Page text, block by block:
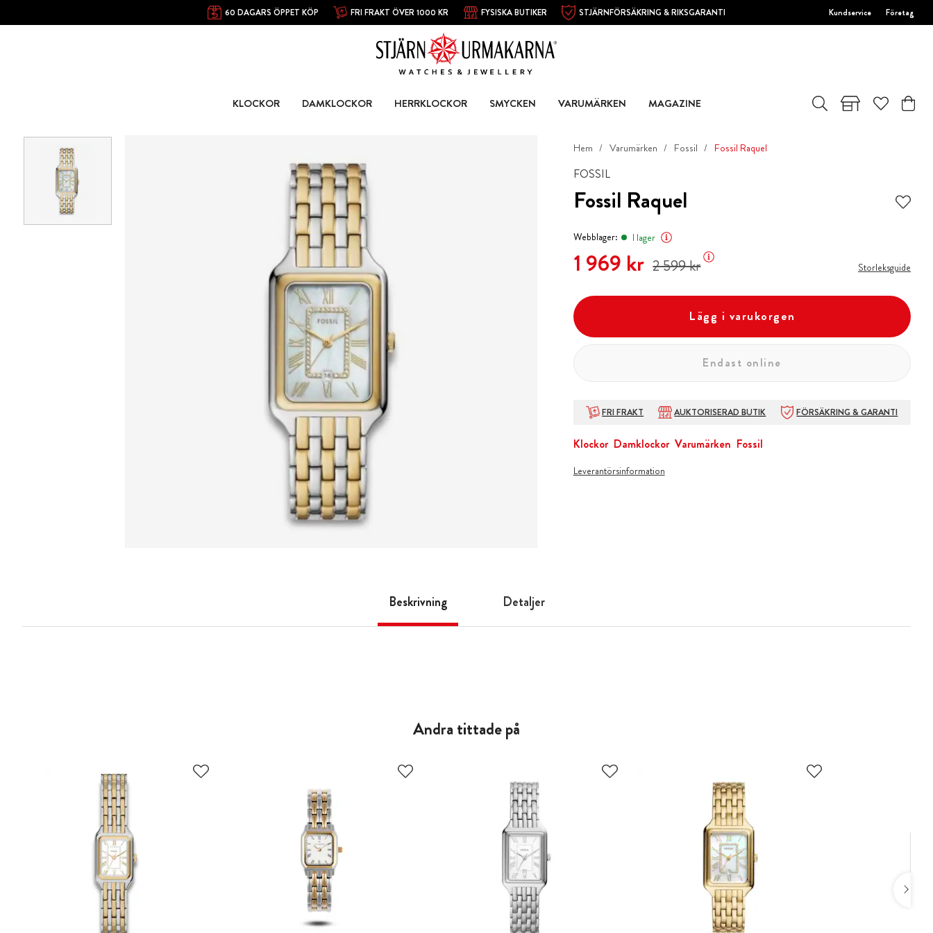
60 DAGARS ÖPPET KÖP FRI FRAKT ÖVER 1000 KR FYSISKA BUTIKER STJÄRNFÖRSÄKRING & RIKSGARANTI Kundservice Företag
KLOCKOR DAMKLOCKOR HERRKLOCKOR SMYCKEN VARUMÄRKEN MAGAZINE
Hem Varumärken Fossil Fossil Raquel
FOSSIL
Fossil Raquel
Webblager: I lager
Nuvarande pris Tidigare pris
1 969 kr 2 599 kr Storleksguide
Lägg i varukorgen
Endast online
FRI FRAKT AUKTORISERAD BUTIK FÖRSÄKRING & GARANTI
Klockor Damklockor Varumärken Fossil
Leverantörsinformation
Beskrivning Detaljer
Andra tittade på